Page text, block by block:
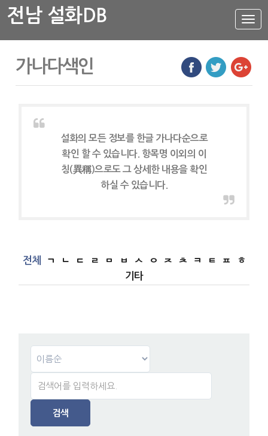
설
화
메
전남 설화DB
설화DB
통합검색
가나다색인
설화의 모든 정보를 한글 가나다순으로
확인 할 수 있습니다. 항목명 이외의 이
칭(異稱)으로도 그 상세한 내용을 확인
하실 수 있습니다.
전체 ㄱ ㄴ ㄷ ㄹ ㅁ ㅂ ㅅ ㅇ ㅈ ㅊ ㅋ ㅌ ㅍ
ㅎ
기타
검색